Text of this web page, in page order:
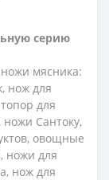
серию
мясника:
нож для
для
Сантоку,
овощные
ножи для
нож для